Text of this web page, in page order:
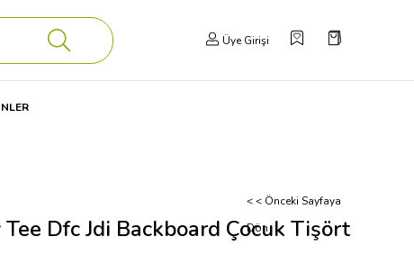
Üye Girişi
< < Önceki Sayfaya
Dön
Dfc Jdi Backboard Çocuk Tişört